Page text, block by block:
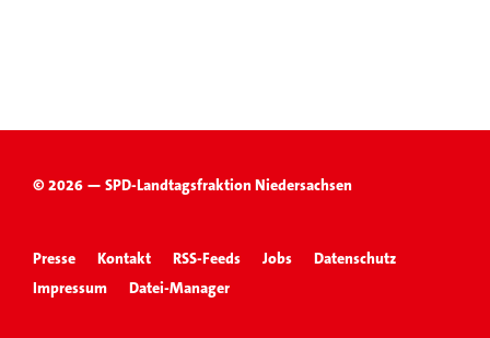
© 2026 — SPD-Landtagsfraktion Niedersachsen
Presse Kontakt RSS-Feeds Jobs
Datenschutz
Impressum
Datei-Manager